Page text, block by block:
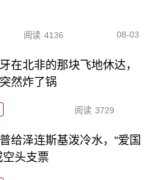
阅读 4136 08-03
在北非的那块飞地休达，
然炸了锅
阅读 3729
给泽连斯基泼冷水，“爱国
空头支票